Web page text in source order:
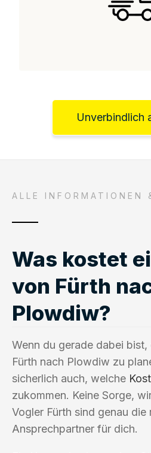
Unverbindlich
ALLE INFORMATIONEN
Was kostet
von Fürth
Plowdiw?
Wenn du gerade dabei
Fürth nach Plowdiw zu
sicherlich auch, welche
zukommen. Keine Sorge,
Vogler Fürth sind genau die
Ansprechpartner für dich.